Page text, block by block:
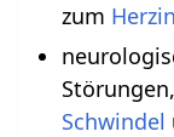
zum
Schwindel